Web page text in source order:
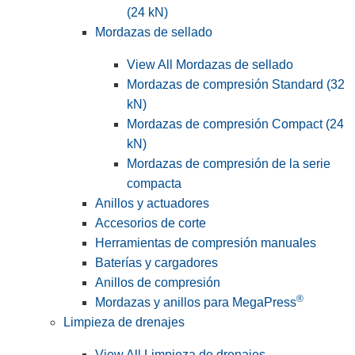
(24 kN)
Mordazas de sellado
View All Mordazas de sellado
Mordazas de compresión Standard (32
kN)
Mordazas de compresión Compact (24
kN)
Mordazas de compresión de la serie
compacta
Anillos y actuadores
Accesorios de corte
Herramientas de compresión manuales
Baterías y cargadores
Anillos de compresión
Mordazas y anillos para MegaPress®
Limpieza de drenajes